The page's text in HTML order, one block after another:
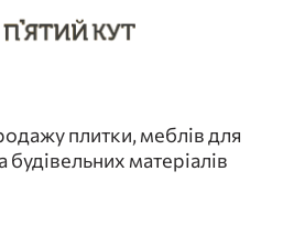
плитки, меблів для
будівельних матеріалів